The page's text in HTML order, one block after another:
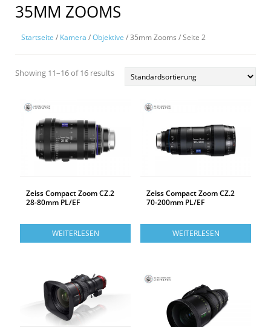
35MM ZOOMS
Startseite / Kamera /Objektive / 35mm Zooms / Seite 2
Showing 11–16 of 16 results
Zeiss Compact Zoom CZ.2
28-80mm PL/EF
WEITERLESEN
Zeiss Compact Zoom CZ.2
70-200mm PL/EF
WEITERLESEN